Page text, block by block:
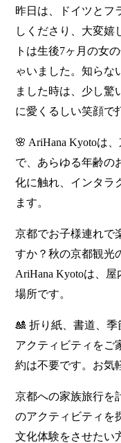
昨日は、ドイツとフ
しくださり、大変嬉
トは生後7ヶ月の女
ゃいました。知らな
ました時は、少し驚
に愛くるしい笑顔で
🌸 AriHana Kyotoは
で、あらゆる年齢の
化に触れ、インタラ
ます。
京都でお子様連れで
すか？秋の京都観光
AriHana Kyotoは、
場所です。
🎎 折り紙、書道、
アクティビティをご
約は不要です。お気
京都への家族旅行を
のアクティビティを
文化体験をさせたい